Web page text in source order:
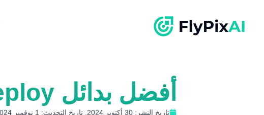
أفضل بدائل DroneDeploy لإدارة البيانات الجوية
تاريخ النشر: 30 أكتوبر 2024. تاريخ التحديث: 1 نوفمبر 2024